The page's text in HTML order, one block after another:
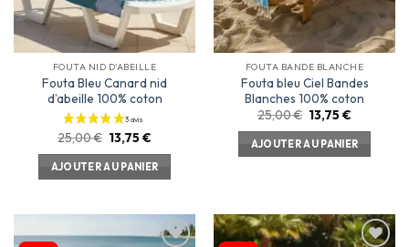
FOUTA NID D'ABEILLE
Fouta Bleu Canard nid
d’abeille 100% coton
25,00€ 13,75€
AJOUTER AU PANIER
FOUTA BANDE BLANCHE
Fouta bleu Ciel Bandes
Blanches 100% coton
25,00€ 13,75€
AJOUTER AU PANIER